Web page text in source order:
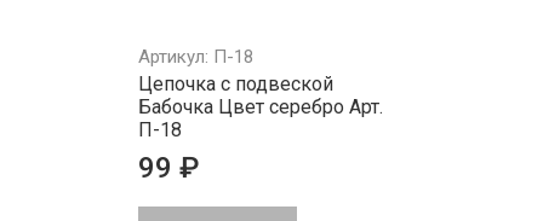
Артикул: П-18
Цепочка с подвеской
Бабочка Цвет серебро Арт.
П-18
99 ₽